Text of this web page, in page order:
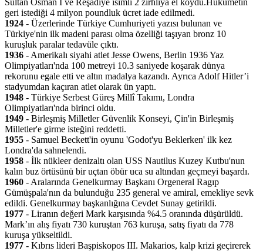
Sultan Osman I ve Reşadiye isimli 2 zırhlıya el koydu.Hükümetin
geri istediği 4 milyon poundluk ücret iade edilmedi.
1924 - Üzerlerinde Türkiye Cumhuriyeti yazısı bulunan ve
Türkiye'nin ilk madeni parası olma özelliği taşıyan bronz 10
kuruşluk paralar tedavüle çıktı.
1936 - Amerikalı siyahi atlet Jesse Owens, Berlin 1936 Yaz
Olimpiyatları'nda 100 metreyi 10.3 saniyede koşarak dünya
rekorunu egale etti ve altın madalya kazandı. Ayrıca Adolf Hitler’i
stadyumdan kaçıran atlet olarak ün yaptı.
1948 - Türkiye Serbest Güreş Millî Takımı, Londra
Olimpiyatları'nda birinci oldu.
1949 - Birleşmiş Milletler Güvenlik Konseyi, Çin'in Birleşmiş
Milletler'e girme isteğini reddetti.
1955 - Samuel Beckett'in oyunu 'Godot'yu Beklerken' ilk kez
Londra'da sahnelendi.
1958 - İlk nükleer denizaltı olan USS Nautilus Kuzey Kutbu'nun
kalın buz örtüsünü bir uçtan öbür uca su altından geçmeyi başardı.
1960 - Aralarında Genelkurmay Başkanı Orgeneral Ragıp
Gümüşpala'nın da bulunduğu 235 general ve amiral, emekliye sevk
edildi. Genelkurmay başkanlığına Cevdet Sunay getirildi.
1977 - Liranın değeri Mark karşısında %4.5 oranında düşürüldü.
Mark’ın alış fiyatı 730 kuruştan 763 kuruşa, satış fiyatı da 778
kuruşa yükseltildi.
1977 - Kıbrıs lideri Başpiskopos III. Makarios, kalp krizi geçirerek